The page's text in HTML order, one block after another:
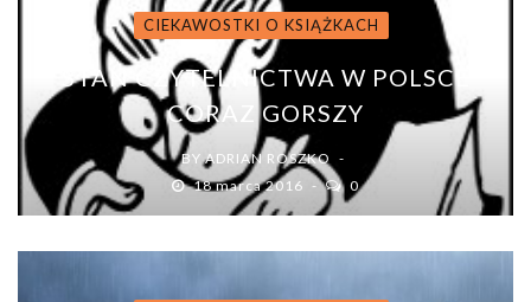
CIEKAWOSTKI O KSIĄŻKACH
STAN CZYTELNICTWA W POLSCE
CORAZ GORSZY
BYADRIAN ROSZKO
18 marca 2016
0